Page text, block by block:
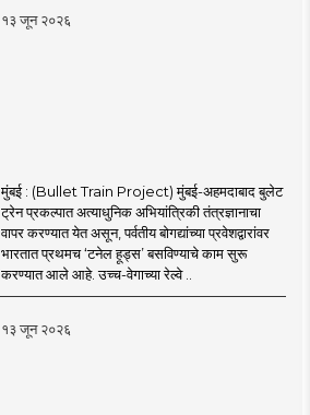
१३ जून २०२६
मुंबई : (Bullet Train Project) मुंबई-अहमदाबाद बुलेट
ट्रेन प्रकल्पात अत्याधुनिक अभियांत्रिकी तंत्रज्ञानाचा
वापर करण्यात येत असून, पर्वतीय बोगद्यांच्या प्रवेशद्वारांवर
भारतात प्रथमच ‘टनेल हूड्स’ बसविण्याचे काम सुरू
करण्यात आले आहे. उच्च-वेगाच्या रेल्वे ..
१३ जून २०२६